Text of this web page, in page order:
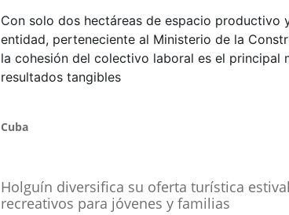
Con solo dos hectáreas de espacio productivo
entidad, perteneciente al Ministerio de la
la cohesión del colectivo laboral es el principal
resultados tangibles
Cuba
Holguín diversifica su oferta turística
recreativos para jóvenes y familias